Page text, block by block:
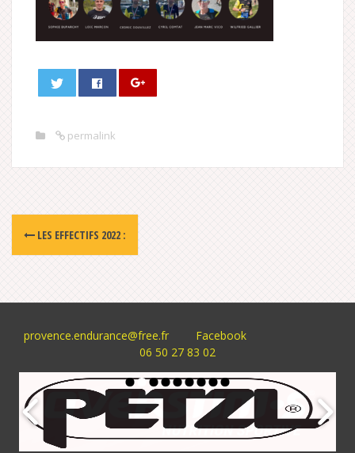
permalink
Post
navigation
LES EFFECTIFS 2022 :
provence.endurance@free.fr
Facebook
06 50 27 83 02